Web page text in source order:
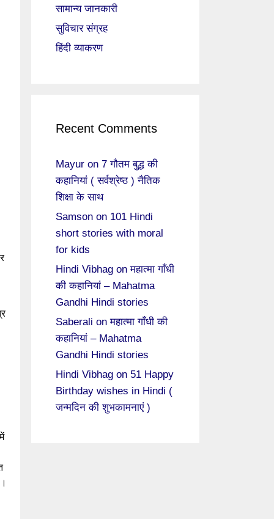
सामान्य जानकारी
सुविचार संग्रह
हिंदी व्याकरण
Recent Comments
Mayur on 7 गौतम बुद्ध की
कहानियां ( सर्वश्रेष्ठ ) नैतिक
शिक्षा के साथ
Samson on 101 Hindi
short stories with moral
for kids
Hindi Vibhag onमहात्मा गाँधी
की कहानियां – Mahatma
Gandhi Hindi stories
Saberali onमहात्मा गाँधी की
कहानियां – Mahatma
Gandhi Hindi stories
Hindi Vibhag on 51 Happy
Birthday wishes in Hindi (
जन्मदिन की शुभकामनाएं )